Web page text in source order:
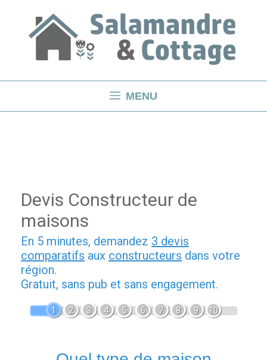
MENU
Devis Constructeur de
maisons
En 5 minutes, demandez 3 devis
comparatifs aux constructeurs dans votre
région.
Gratuit, sans pub et sans engagement.
1 2 3 4 5 6 7 8 9 10